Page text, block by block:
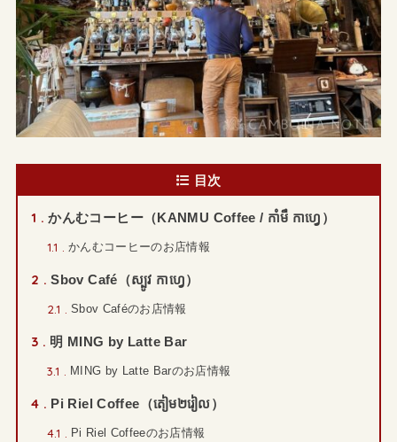
目次
1 かんむコーヒー（KANMU Coffee / កាំមឹ កាហ្វេ）
1.1 かんむコーヒーのお店情報
2 Sbov Café（ស្បូវ កាហ្វេ）
2.1 Sbov Caféのお店情報
3 明 MING by Latte Bar
3.1 MING by Latte Barのお店情報
4 Pi Riel Coffee（តៀម២រៀល）
4.1 Pi Riel Coffeeのお店情報